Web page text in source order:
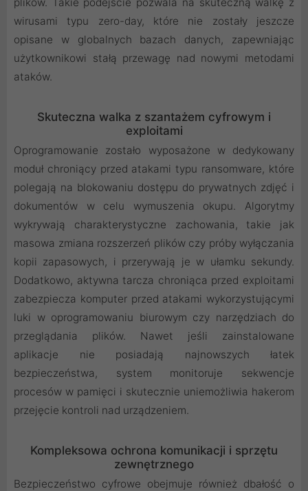
wirusami typu zero-day, które nie zostały jeszcze
opisane w globalnych bazach danych, zapewniając
użytkownikowi stałą przewagę nad nowymi metodami
ataków.
Skuteczna walka z szantażem cyfrowym i
exploitami
Oprogramowanie zostało wyposażone w dedykowany
moduł chroniący przed atakami typu ransomware, które
polegają na blokowaniu dostępu do prywatnych zdjęć i
dokumentów w celu wymuszenia okupu. Algorytmy
wykrywają charakterystyczne zachowania, takie jak
masowa zmiana rozszerzeń plików czy próby wyłączania
kopii zapasowych, i przerywają je w ułamku sekundy.
Dodatkowo, aktywna tarcza chroniąca przed exploitami
zabezpiecza komputer przed atakami wykorzystującymi
luki w oprogramowaniu biurowym czy narzędziach do
przeglądania plików. Nawet jeśli zainstalowane
aplikacje nie posiadają najnowszych łatek
bezpieczeństwa, system monitoruje sekwencje
procesów w pamięci i skutecznie uniemożliwia hakerom
przejęcie kontroli nad urządzeniem.
Kompleksowa ochrona komunikacji i sprzętu
zewnętrznego
Bezpieczeństwo cyfrowe obejmuje również dbałość o